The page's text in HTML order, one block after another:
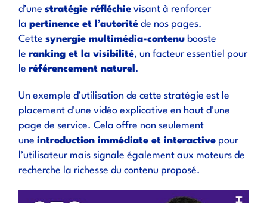
d’unestratégie réfléchie visant à renforcer
lapertinence et l’autorité de nos pages.
Cettesynergie multimédia-contenu booste
leranking et la visibilité, un facteur essentiel pour
leréférencement naturel .
Un exemple d’utilisation de cette stratégie est le
placement d’une vidéo explicative en haut d’une
page de service. Cela offre non seulement
uneintroduction immédiate et interactive pour
l’utilisateur mais signale également aux moteurs de
recherche la richesse du contenu proposé.